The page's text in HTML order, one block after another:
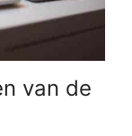
van de